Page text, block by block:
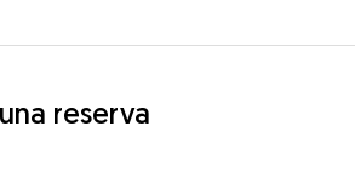
reserva